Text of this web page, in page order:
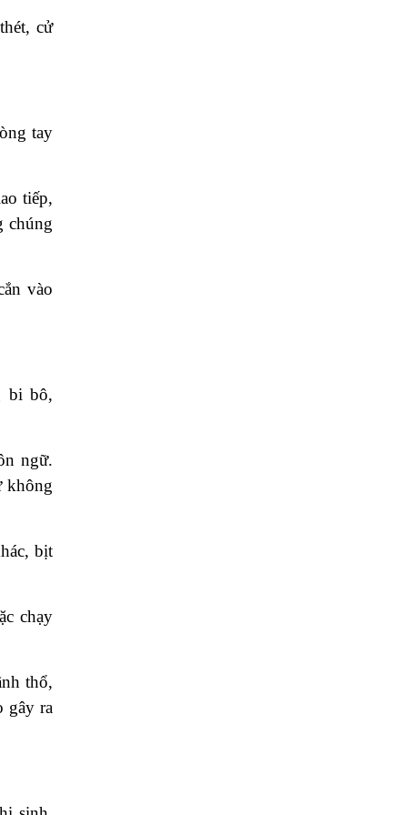
cử
tay
tiếp,
chúng
vào
bi bô,
ngữ.
không
bịt
chạy
thổ,
gây ra